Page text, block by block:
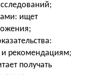
ищет
и рекомендациям;
получать